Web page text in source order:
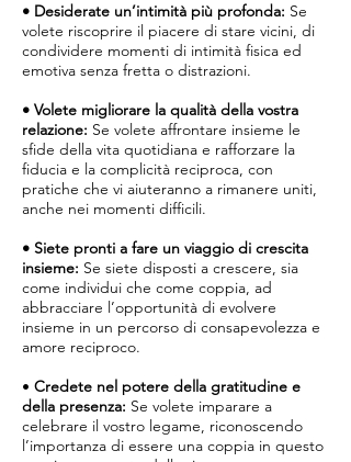
• Desiderate un’intimità più profonda: Se
volete riscoprire il piacere di stare vicini, di
condividere momenti di intimità fisica ed
emotiva senza fretta o distrazioni.
• Volete migliorare la qualità della vostra
relazione: Se volete affrontare insieme le
sfide della vita quotidiana e rafforzare la
fiducia e la complicità reciproca, con
pratiche che vi aiuteranno a rimanere uniti,
anche nei momenti difficili.
• Siete pronti a fare un viaggio di crescita
insieme: Se siete disposti a crescere, sia
come individui che come coppia, ad
abbracciare l’opportunità di evolvere
insieme in un percorso di consapevolezza e
amore reciproco.
• Credete nel potere della gratitudine e
della presenza: Se volete imparare a
celebrare il vostro legame, riconoscendo
l’importanza di essere una coppia in questo